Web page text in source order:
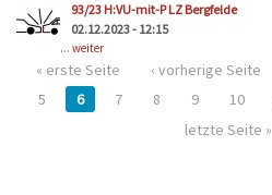
93/23 H:VU-mit-P LZ Bergfelde
02.12.2023 - 12:15
... weiter
« erste Seite ‹ vorherige Seite
5
6 7 8 9 10
letzte Seite »